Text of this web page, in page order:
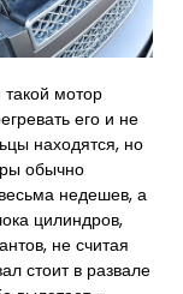
мотор
его и не
находятся, но
обычно
недешев, а
цилиндров,
не считая
стоит в развале